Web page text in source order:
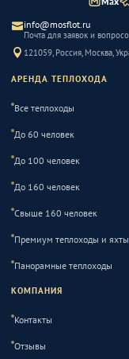
info@mosflot.ru
Почта для заявок и
121059, Россия, Москва,
АРЕНДА ТЕПЛОХОДА
Все теплоходы
До 60 человек
До 100 человек
До 160 человек
Свыше 160 человек
Премиум теплоходы и яхты
Панорамные теплоходы
КОМПАНИЯ
Контакты
Отзывы